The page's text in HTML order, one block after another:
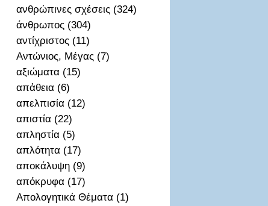
ανθρώπινες σχέσεις (324)
άνθρωπος (304)
αντίχριστος (11)
Αντώνιος, Μέγας (7)
αξιώματα (15)
απἀθεια (6)
απελπισία (12)
απιστία (22)
απληστία (5)
απλότητα (17)
αποκάλυψη (9)
απόκρυφα (17)
Απολογητικά Θέματα (1)